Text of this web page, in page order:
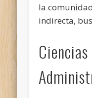
la
indirecta,